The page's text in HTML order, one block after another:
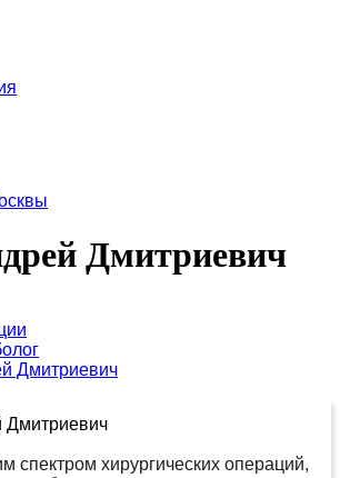
Дмитриевич
Дмитриевич
спектром хирургических операций,